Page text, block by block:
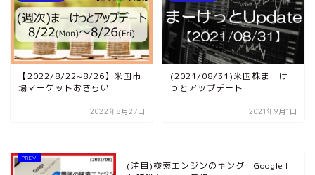
【2022/8/22~8/26】米国市
場マーケットおさらい
2022年8月27日
(2021/08/31)米国株まーけ
っとアップデート
2021年9月1日
(注目)検索エンジンのキング「Google」